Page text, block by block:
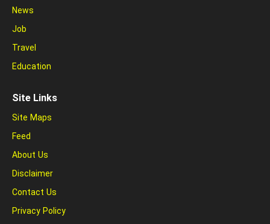
News
Job
Travel
Education
Site Links
Site Maps
Feed
About Us
Disclaimer
Contact Us
Privacy Policy